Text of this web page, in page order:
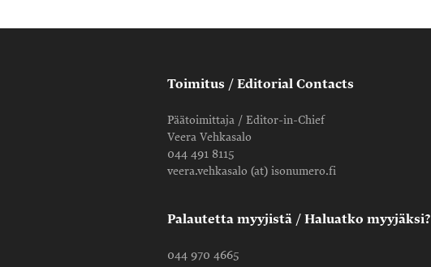
Toimitus / Editorial Contacts
Päätoimittaja / Editor-in-Chief
Veera Vehkasalo
044 491 8115
veera.vehkasalo (at) isonumero.fi
Palautetta myyjistä / Haluatko myyjäksi?
044 970 4665